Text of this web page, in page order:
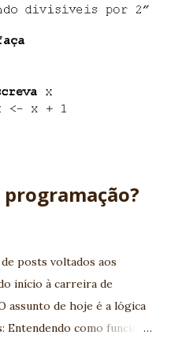
o bundão com aquele
com pós em CMM. Sabe
a fulana que tem a
nem precisa de explicação.
síndrome de Sheila. -
extremas tenta tirar
Basicamente é...
programação?
posts voltados aos
início à carreira de
assunto de hoje é a lógica
Entendendo como funciona